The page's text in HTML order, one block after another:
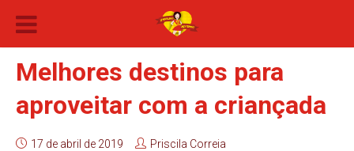
Melhores destinos para
aproveitar com a criançada
17 de abril de 2019
Priscila Correia